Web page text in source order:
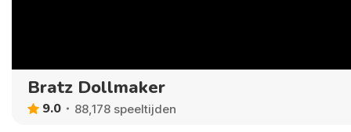
Bratz Dollmaker
9.0 88,178 speeltijden